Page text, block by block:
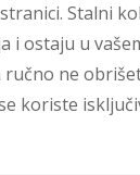
Stalni
i ostaju u
ne
koriste